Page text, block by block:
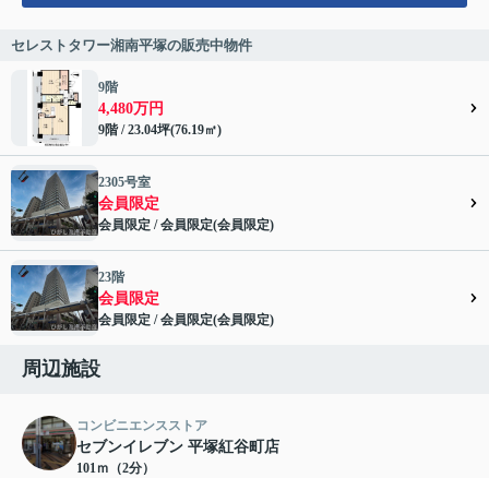
セレストタワー湘南平塚の販売中物件
9階
4,480万円
9階 / 23.04坪(76.19㎡)
会員限定">
2305号室
会員限定
会員限定 /会員限定(会員限定)
23階
会員限定
会員限定 /会員限定(会員限定)
周辺施設
コンビニエンスストア
セブンイレブン 平塚紅谷町店
101ｍ（2分）